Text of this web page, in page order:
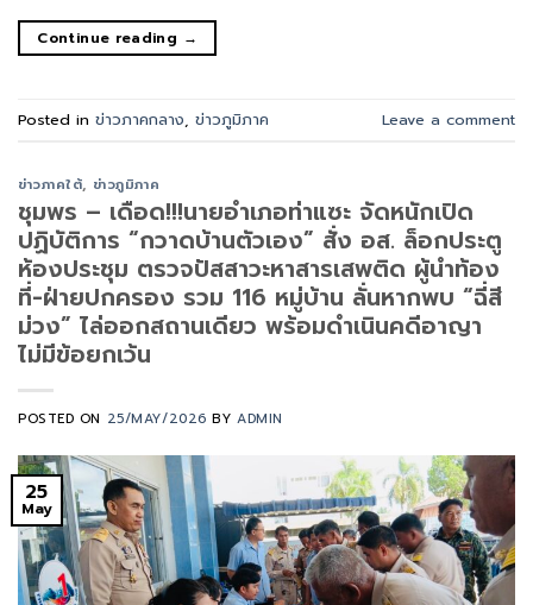
Continue reading →
Posted in ข่าวภาคกลาง, ข่าวภูมิภาค Leave a comment
ข่าวภาคใต้, ข่าวภูมิภาค
ชุมพร – เดือด!!!นายอำเภอท่าแซะ จัดหนักเปิด
ปฏิบัติการ “กวาดบ้านตัวเอง” สั่ง อส. ล็อกประตู
ห้องประชุม ตรวจปัสสาวะหาสารเสพติด ผู้นำท้อง
ที่-ฝ่ายปกครอง รวม 116 หมู่บ้าน ลั่นหากพบ “ฉี่สี
ม่วง” ไล่ออกสถานเดียว พร้อมดำเนินคดีอาญา
ไม่มีข้อยกเว้น
POSTED ON 25/MAY/2026 BYADMIN
25
May